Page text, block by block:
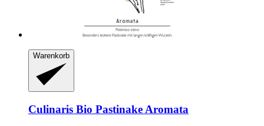
Warenkorb
Culinaris Bio Pastinake Aromata